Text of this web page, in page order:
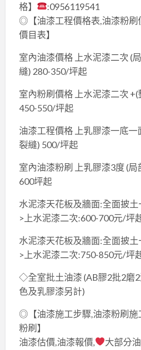
格】
:0956119541
◎【油漆工程價格表,油漆粉刷
價目表】
室內油漆價格 上水泥漆二次 (
縫) 280-350/坪起
室內粉刷價格 上水泥漆二次
450-550/坪起
油漆工程價格 上乳膠漆一底一
裂縫) 500/坪起
室內油漆粉刷 上乳膠漆3度 (
600坪起
水泥漆天花板及牆面:全面披
>上水泥漆二次:600-700元/坪
水泥漆天花板及牆面:全面披
>上水泥漆二次:750-850元/坪
◇全室批土油漆 (AB膠2批2磨2
色及乳膠漆另計)
◎【油漆施工步驟,油漆粉刷施
粉刷】
油漆估價,油漆報價,
大部分